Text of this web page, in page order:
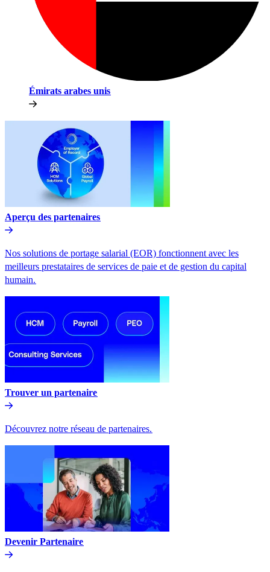
Émirats arabes unis​​
Aperçu des partenaires​​
Nos solutions de portage salarial (EOR) fonctionnent avec les
meilleurs prestataires de services de paie et de gestion du capital
humain.​​
Trouver un partenaire​​
Découvrez notre réseau de partenaires.​​
Devenir Partenaire​​